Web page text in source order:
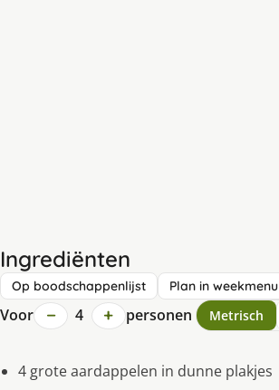
Ingrediënten
Op boodschappenlijst Plan in weekmenu
Voor − 4 + personen Metrisch
4 grote aardappelen in dunne plakjes